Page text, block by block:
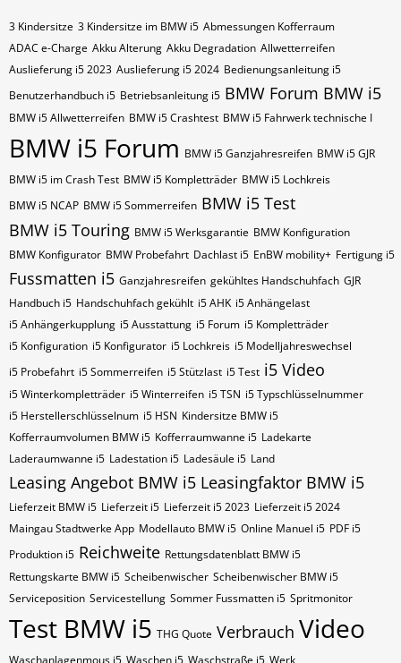
3 Kindersitze 3 Kindersitze im BMW i5 Abmessungen Kofferraum
ADAC e-Charge Akku Alterung Akku Degradation Allwetterreifen
Auslieferung i5 2023 Auslieferung i5 2024 Bedienungsanleitung i5
Benutzerhandbuch i5 Betriebsanleitung i5 BMW Forum BMW i5
BMW i5 Allwetterreifen BMW i5 Crashtest BMW i5 Fahrwerk technische I
BMW i5 Forum BMW i5 Ganzjahresreifen BMW i5 GJR
BMW i5 im Crash Test BMW i5 Kompletträder BMW i5 Lochkreis
BMW i5 NCAP BMW i5 Sommerreifen BMW i5 Test
BMW i5 Touring BMW i5 Werksgarantie BMW Konfiguration
BMW Konfigurator BMW Probefahrt Dachlast i5 EnBW mobility+ Fertigung i5
Fussmatten i5 Ganzjahresreifen gekühltes Handschuhfach GJR
Handbuch i5 Handschuhfach gekühlt i5 AHK i5 Anhängelast
i5 Anhängerkupplung i5 Ausstattung i5 Forum i5 Kompletträder
i5 Konfiguration i5 Konfigurator i5 Lochkreis i5 Modelljahreswechsel
i5 Probefahrt i5 Sommerreifen i5 Stützlast i5 Test i5 Video
i5 Winterkompletträder i5 Winterreifen i5​​​​ TSN i5​​​​ Typschlüsselnummer
i5​​​​​ Herstellerschlüsselnum i5​​​​​ HSN Kindersitze BMW i5
Kofferraumvolumen BMW i5 Kofferraumwanne i5 Ladekarte
Laderaumwanne i5 Ladestation i5 Ladesäule i5 Land
Leasing Angebot BMW i5 Leasingfaktor BMW i5
Lieferzeit BMW i5 Lieferzeit i5 Lieferzeit i5 2023 Lieferzeit i5 2024
Maingau Stadtwerke App Modellauto BMW i5 Online Manuel i5 PDF i5
Produktion i5 Reichweite Rettungsdatenblatt BMW i5
Rettungskarte BMW i5 Scheibenwischer Scheibenwischer BMW​ i5
Serviceposition Servicestellung Sommer Fussmatten i5 Spritmonitor
Test BMW i5 THG Quote Verbrauch Video
Waschanlagenmous i5 Waschen i5 Waschstraße i5 Werk